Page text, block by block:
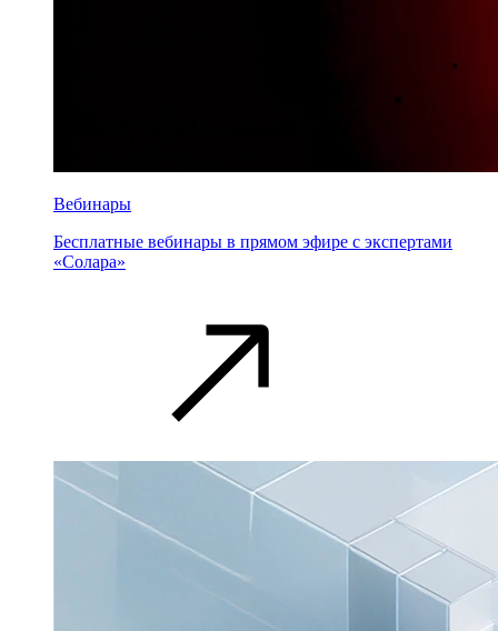
Вебинары
Бесплатные вебинары в прямом эфире с экспертами
«Солара»